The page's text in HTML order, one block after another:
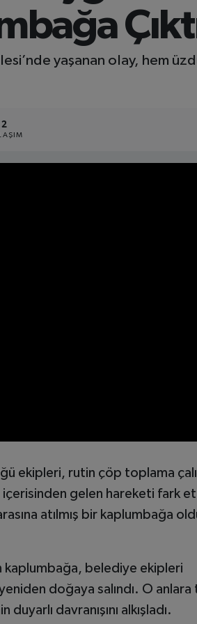
yaşanan olay, hem
2
ekipleri, rutin çöp toplama
içerisinden gelen hareketi fark
atılmış bir kaplumbağa
kaplumbağa, belediye ekipleri
doğaya salındı. O anlara
davranışını alkışladı.